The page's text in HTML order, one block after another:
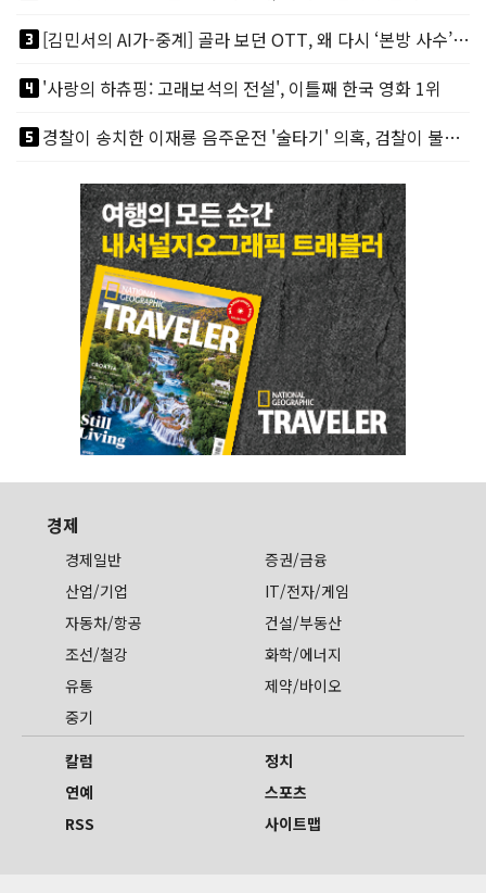
looks_3
[김민서의 AI가-중계] 골라 보던 OTT, 왜 다시 ‘본방 사수’를 부르나
looks_4'사랑의 하츄핑: 고래보석의 전설', 이틀째 한국 영화 1위
looks_5
경찰이 송치한 이재룡 음주운전 '술타기' 의혹, 검찰이 불기소
경제
경제일반
증권/금융
산업/기업
IT/전자/게임
자동차/항공
건설/부동산
조선/철강
화학/에너지
유통
제약/바이오
중기
칼럼
정치
연예
스포츠
RSS
사이트맵